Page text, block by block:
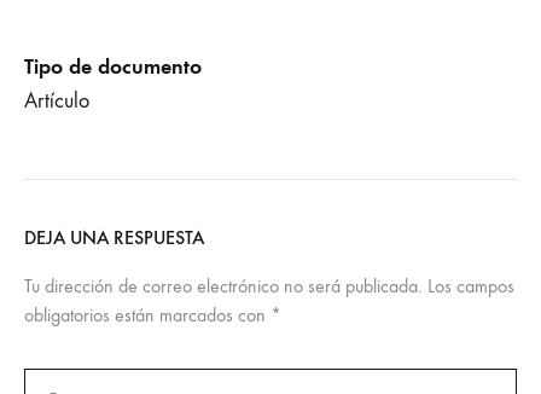
Tipo de documento
Artículo
DEJA UNA RESPUESTA
Tu dirección de correo electrónico no será publicada. Los campos
obligatorios están marcados con *